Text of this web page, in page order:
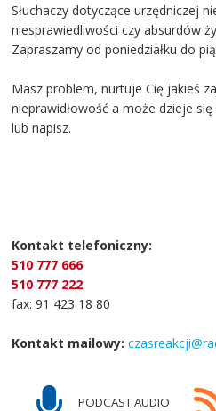
Słuchaczy dotyczące urzędniczej
niesprawiedliwości czy absurdów
Zapraszamy od poniedziałku do
Masz problem, nurtuje Cię jakieś
nieprawidłowość a może dzieje
lub napisz.
Kontakt telefoniczny:
510 777 666
510 777 222
fax: 91 423 18 80
Kontakt mailowy:
PODCAST AUDIO